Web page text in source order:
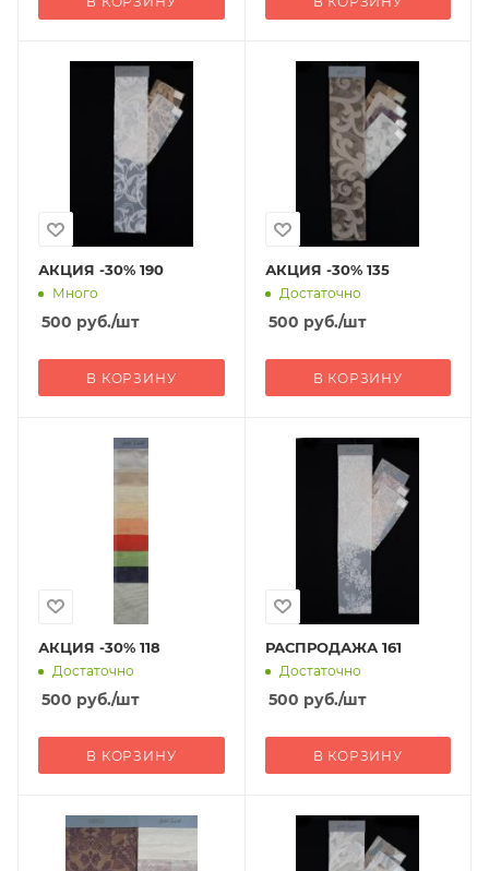
АКЦИЯ -30% 190
Много
500 руб./шт
В КОРЗИНУ
АКЦИЯ -30% 135
Достаточно
500 руб./шт
В КОРЗИНУ
АКЦИЯ -30% 118
Достаточно
500 руб./шт
В КОРЗИНУ
РАСПРОДАЖА 161
Достаточно
500 руб./шт
В КОРЗИНУ